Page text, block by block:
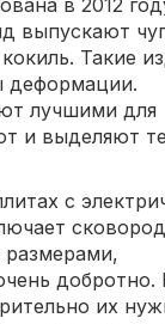
в 2012
выпускают
Такие
деформации.
лучшими для
и выделяют
с
размерами,
добротно.
их